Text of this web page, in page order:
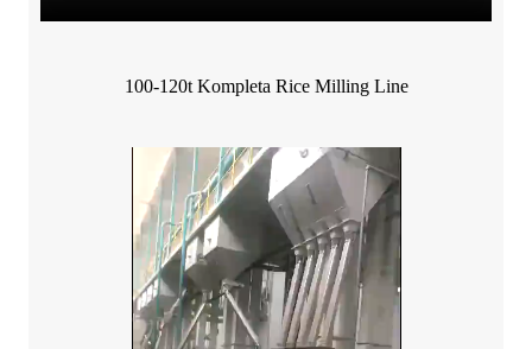
100-120t Kompleta Rice Milling Line